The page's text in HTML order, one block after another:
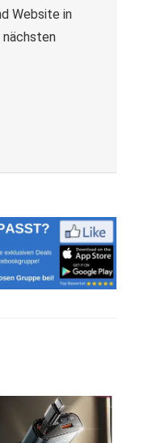
Website in
nächsten